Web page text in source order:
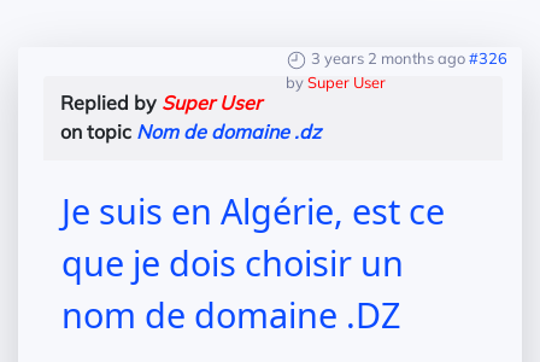
3 years 2 months ago#326
bySuper User
Replied by Super User
on topic Nom de domaine .dz
Je suis en Algérie, est ce
que je dois choisir un
nom de domaine .DZ